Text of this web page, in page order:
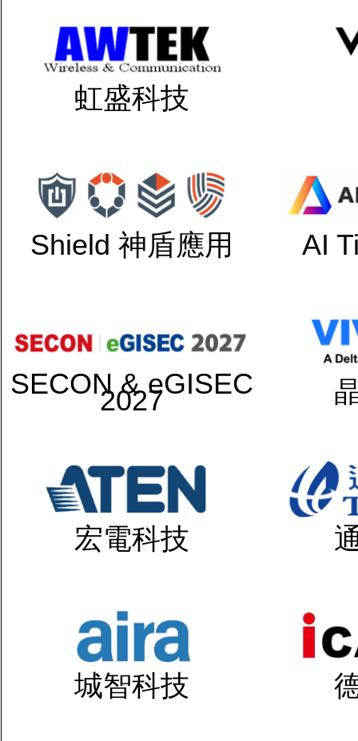
虹盛科技
Shield 神盾應用 AI
SECON & eGISEC
2027
宏電科技
城智科技